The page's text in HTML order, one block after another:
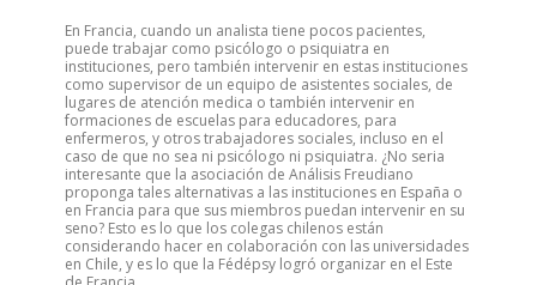
En Francia, cuando un analista tiene pocos pacientes,
puede trabajar como psicólogo o psiquiatra en
instituciones, pero también intervenir en estas instituciones
como supervisor de un equipo de asistentes sociales, de
lugares de atención medica o también intervenir en
formaciones de escuelas para educadores, para
enfermeros, y otros trabajadores sociales, incluso en el
caso de que no sea ni psicólogo ni psiquiatra. ¿No seria
interesante que la asociación de Análisis Freudiano
proponga tales alternativas a las instituciones en España o
en Francia para que sus miembros puedan intervenir en su
seno? Esto es lo que los colegas chilenos están
considerando hacer en colaboración con las universidades
en Chile, y es lo que la Fédépsy logró organizar en el Este